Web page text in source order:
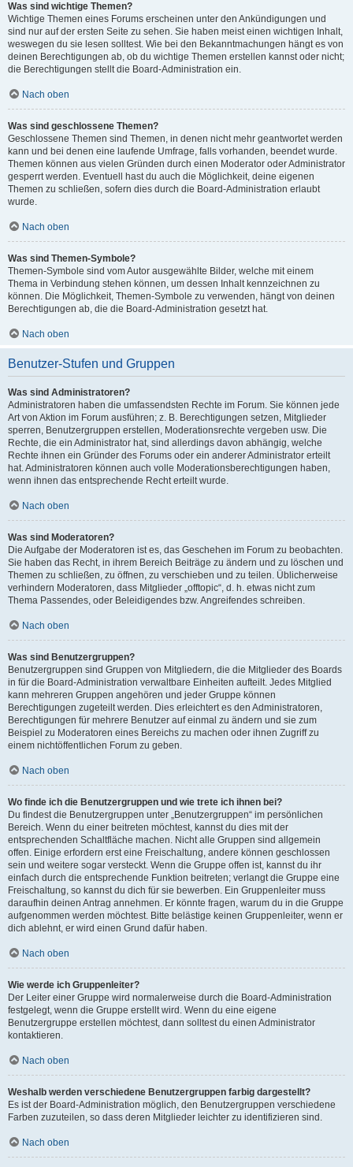
Was sind wichtige Themen?
Wichtige Themen eines Forums erscheinen unter den Ankündigungen und
sind nur auf der ersten Seite zu sehen. Sie haben meist einen wichtigen Inhalt,
weswegen du sie lesen solltest. Wie bei den Bekanntmachungen hängt es von
deinen Berechtigungen ab, ob du wichtige Themen erstellen kannst oder nicht;
die Berechtigungen stellt die Board-Administration ein.
Nach oben
Was sind geschlossene Themen?
Geschlossene Themen sind Themen, in denen nicht mehr geantwortet werden
kann und bei denen eine laufende Umfrage, falls vorhanden, beendet wurde.
Themen können aus vielen Gründen durch einen Moderator oder Administrator
gesperrt werden. Eventuell hast du auch die Möglichkeit, deine eigenen
Themen zu schließen, sofern dies durch die Board-Administration erlaubt
wurde.
Nach oben
Was sind Themen-Symbole?
Themen-Symbole sind vom Autor ausgewählte Bilder, welche mit einem
Thema in Verbindung stehen können, um dessen Inhalt kennzeichnen zu
können. Die Möglichkeit, Themen-Symbole zu verwenden, hängt von deinen
Berechtigungen ab, die die Board-Administration gesetzt hat.
Nach oben
Benutzer-Stufen und Gruppen
Was sind Administratoren?
Administratoren haben die umfassendsten Rechte im Forum. Sie können jede
Art von Aktion im Forum ausführen; z. B. Berechtigungen setzen, Mitglieder
sperren, Benutzergruppen erstellen, Moderationsrechte vergeben usw. Die
Rechte, die ein Administrator hat, sind allerdings davon abhängig, welche
Rechte ihnen ein Gründer des Forums oder ein anderer Administrator erteilt
hat. Administratoren können auch volle Moderationsberechtigungen haben,
wenn ihnen das entsprechende Recht erteilt wurde.
Nach oben
Was sind Moderatoren?
Die Aufgabe der Moderatoren ist es, das Geschehen im Forum zu beobachten.
Sie haben das Recht, in ihrem Bereich Beiträge zu ändern und zu löschen und
Themen zu schließen, zu öffnen, zu verschieben und zu teilen. Üblicherweise
verhindern Moderatoren, dass Mitglieder „offtopic“, d. h. etwas nicht zum
Thema Passendes, oder Beleidigendes bzw. Angreifendes schreiben.
Nach oben
Was sind Benutzergruppen?
Benutzergruppen sind Gruppen von Mitgliedern, die die Mitglieder des Boards
in für die Board-Administration verwaltbare Einheiten aufteilt. Jedes Mitglied
kann mehreren Gruppen angehören und jeder Gruppe können
Berechtigungen zugeteilt werden. Dies erleichtert es den Administratoren,
Berechtigungen für mehrere Benutzer auf einmal zu ändern und sie zum
Beispiel zu Moderatoren eines Bereichs zu machen oder ihnen Zugriff zu
einem nichtöffentlichen Forum zu geben.
Nach oben
Wo finde ich die Benutzergruppen und wie trete ich ihnen bei?
Du findest die Benutzergruppen unter „Benutzergruppen“ im persönlichen
Bereich. Wenn du einer beitreten möchtest, kannst du dies mit der
entsprechenden Schaltfläche machen. Nicht alle Gruppen sind allgemein
offen. Einige erfordern erst eine Freischaltung, andere können geschlossen
sein und weitere sogar versteckt. Wenn die Gruppe offen ist, kannst du ihr
einfach durch die entsprechende Funktion beitreten; verlangt die Gruppe eine
Freischaltung, so kannst du dich für sie bewerben. Ein Gruppenleiter muss
daraufhin deinen Antrag annehmen. Er könnte fragen, warum du in die Gruppe
aufgenommen werden möchtest. Bitte belästige keinen Gruppenleiter, wenn er
dich ablehnt, er wird einen Grund dafür haben.
Nach oben
Wie werde ich Gruppenleiter?
Der Leiter einer Gruppe wird normalerweise durch die Board-Administration
festgelegt, wenn die Gruppe erstellt wird. Wenn du eine eigene
Benutzergruppe erstellen möchtest, dann solltest du einen Administrator
kontaktieren.
Nach oben
Weshalb werden verschiedene Benutzergruppen farbig dargestellt?
Es ist der Board-Administration möglich, den Benutzergruppen verschiedene
Farben zuzuteilen, so dass deren Mitglieder leichter zu identifizieren sind.
Nach oben